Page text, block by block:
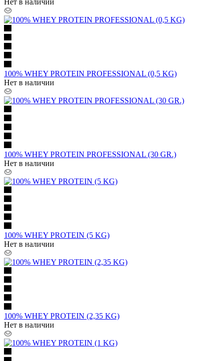
Нет в наличии
100% WHEY PROTEIN PROFESSIONAL (0,5 KG)
Нет в наличии
100% WHEY PROTEIN PROFESSIONAL (30 GR.)
Нет в наличии
100% WHEY PROTEIN (5 KG)
Нет в наличии
100% WHEY PROTEIN (2,35 KG)
Нет в наличии